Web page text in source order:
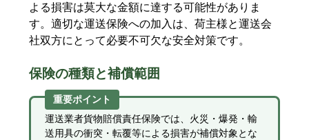
よる損害は莫大な金額に達する可能性がありま
す。適切な運送保険への加入は、荷主様と運送会
社双方にとって必要不可欠な安全対策です。
保険の種類と補償範囲
重要ポイント
運送業者貨物賠償責任保険では、火災・爆発・輸
送用具の衝突・転覆等による損害が補償対象とな